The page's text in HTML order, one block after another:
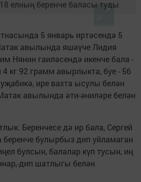
5 январь иртәсендә 5
авылында яшәүче Лидия
Нянин гаиләсендә икенче бала -
кг 92 грамм авырлыкта, буе - 56
ире вахта ысулы белән
авылында әти-әниләре белән
Беренчесе дә ир бала, Сергей
беренче булырбыз дип уйламаган
булсын, балалар күп тусын, иң
дип шатлыгы белән